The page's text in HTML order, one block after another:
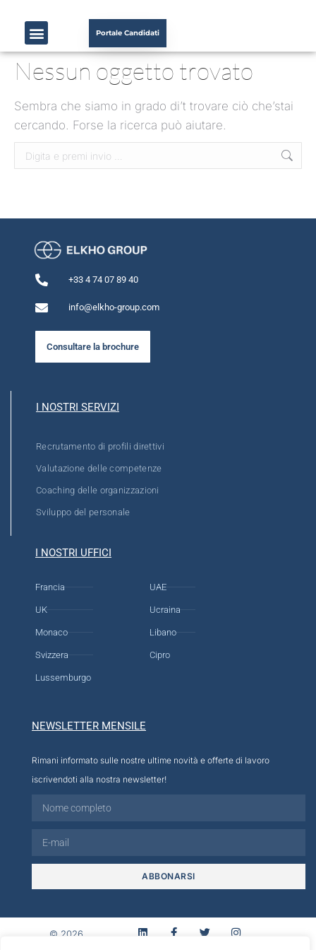
Portale Candidati
Nessun oggetto trovato
Sembra che siamo in grado di’t trovare ciò che’stai
cercando. Forse la ricerca può aiutare.
+33 4 74 07 89 40
info@elkho-group.com
Consultare la brochure
I NOSTRI SERVIZI
Recrutamento di profili direttivi
Valutazione delle competenze
Coaching delle organizzazioni
Sviluppo del personale
I NOSTRI UFFICI
Francia
UK
Monaco
Svizzera
Lussemburgo
UAE
Ucraina
Libano
Cipro
NEWSLETTER MENSILE
Rimani informato sulle nostre ultime novità e offerte di lavoro
iscrivendoti alla nostra newsletter!
ABBONARSI
© 2026